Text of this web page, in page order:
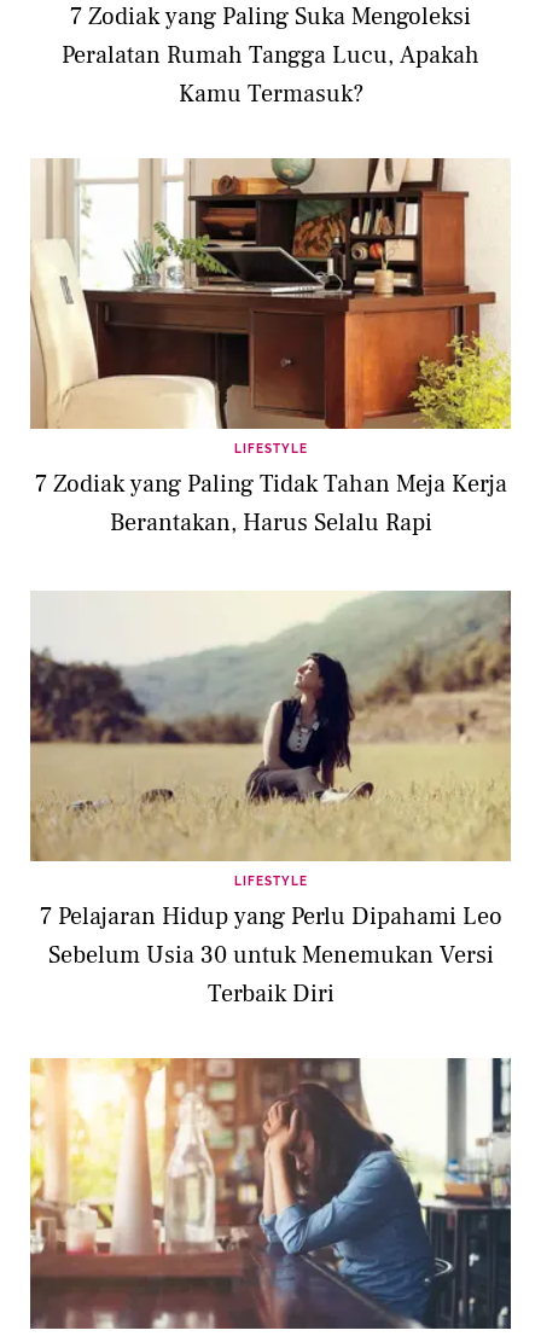
7 Zodiak yang Paling Suka Mengoleksi
Peralatan Rumah Tangga Lucu, Apakah
Kamu Termasuk?
LIFESTYLE
7 Zodiak yang Paling Tidak Tahan Meja Kerja
Berantakan, Harus Selalu Rapi
LIFESTYLE
7 Pelajaran Hidup yang Perlu Dipahami Leo
Sebelum Usia 30 untuk Menemukan Versi
Terbaik Diri